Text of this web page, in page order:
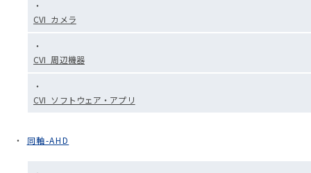
CVI_カメラ
CVI_周辺機器
CVI_ソフトウェア・アプリ
同軸-AHD